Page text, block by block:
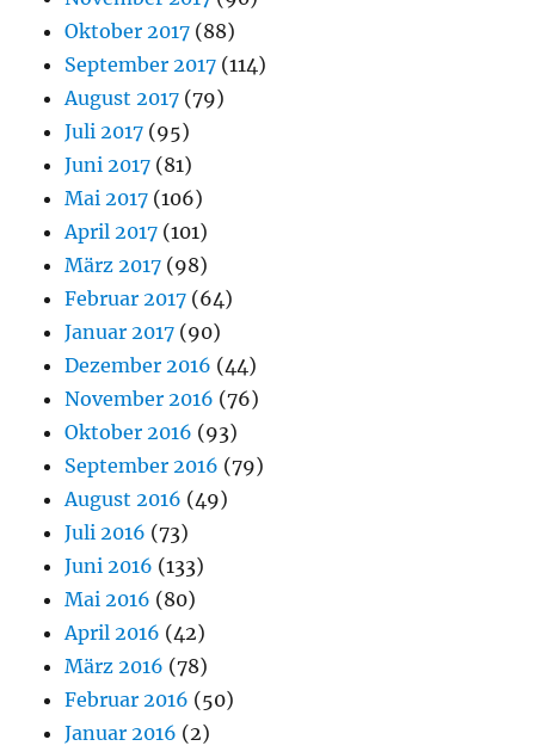
Oktober 2017 (88)
September 2017 (114)
August 2017 (79)
Juli 2017 (95)
Juni 2017 (81)
Mai 2017 (106)
April 2017 (101)
März 2017 (98)
Februar 2017 (64)
Januar 2017 (90)
Dezember 2016 (44)
November 2016 (76)
Oktober 2016 (93)
September 2016 (79)
August 2016 (49)
Juli 2016 (73)
Juni 2016 (133)
Mai 2016 (80)
April 2016 (42)
März 2016 (78)
Februar 2016 (50)
Januar 2016 (2)